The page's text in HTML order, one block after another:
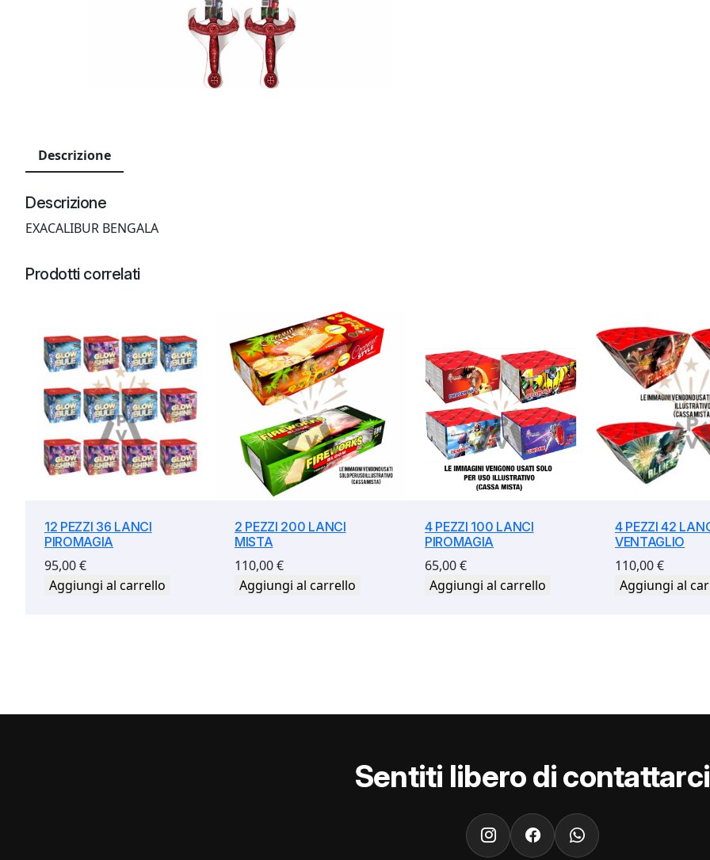
Descrizione
Descrizione
EXACALIBUR BENGALA
Prodotti correlati
12 PEZZI 36 LANCI
PIROMAGIA
95,00€
Aggiungi al carrello
2 PEZZI 200 LANCI
MISTA
110,00€
Aggiungi al carrello
4 PEZZI 100 LANCI
PIROMAGIA
65,00€
Aggiungi al carrello
4 PEZZI 42
VENTAGLIO
110,00€
Aggiungi al
Sentiti libero di contattarci